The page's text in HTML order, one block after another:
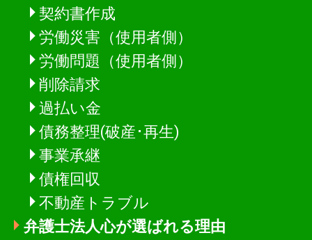
契約書作成
労働災害（使用者側）
労働問題（使用者側）
削除請求
過払い金
債務整理(破産･再生)
事業承継
債権回収
不動産トラブル
弁護士法人心が選ばれる理由